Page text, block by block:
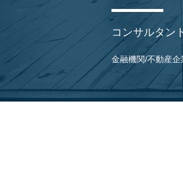
コンサルタン
金融機関/不動産企